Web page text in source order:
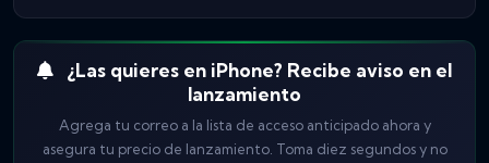
¿Las quieres en iPhone? Recibe aviso en el
lanzamiento
Agrega tu correo a la lista de acceso anticipado ahora y
asegura tu precio de lanzamiento. Toma diez segundos y no